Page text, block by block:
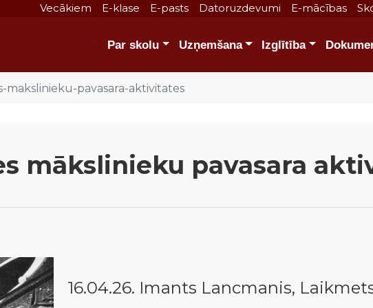
Vecākiem E-klase E-pasts Datoruzdevumi E-mācības
Par skolu Uzņemšana Izglītība
makslinieku-pavasara-aktivitates
mākslinieku pavasara
16.04.26. Imants Lancmanis,